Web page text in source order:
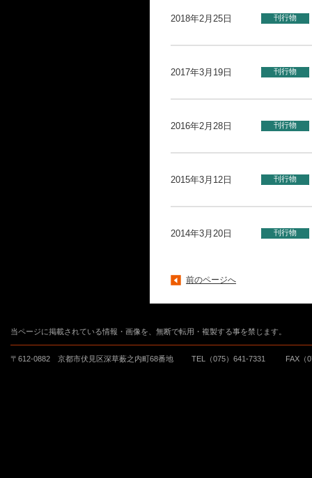
2018年2月25日 刊行物
2017年3月19日 刊行物
2016年2月28日 刊行物
2015年3月12日 刊行物
2014年3月20日 刊行物
前のページへ
当ページに掲載されている情報・画像を、無断で転用・複製する事を禁じます。
〒612-0882 京都市伏見区深草薮之内町68番地 TEL（075）641-7331 FAX（